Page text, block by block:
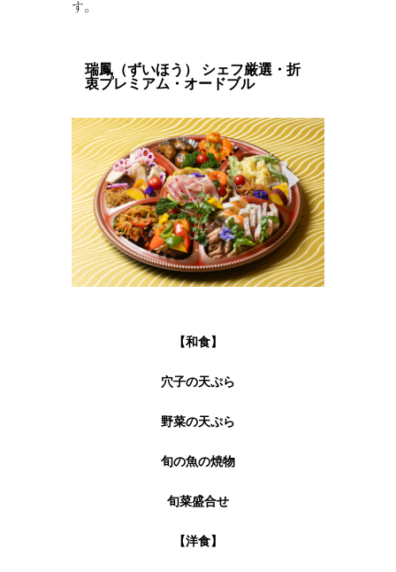
す。
瑞鳳（ずいほう） シェフ厳選・折
衷プレミアム・オードブル
【和食】
穴子の天ぷら
野菜の天ぷら
旬の魚の焼物
旬菜盛合せ
【洋食】